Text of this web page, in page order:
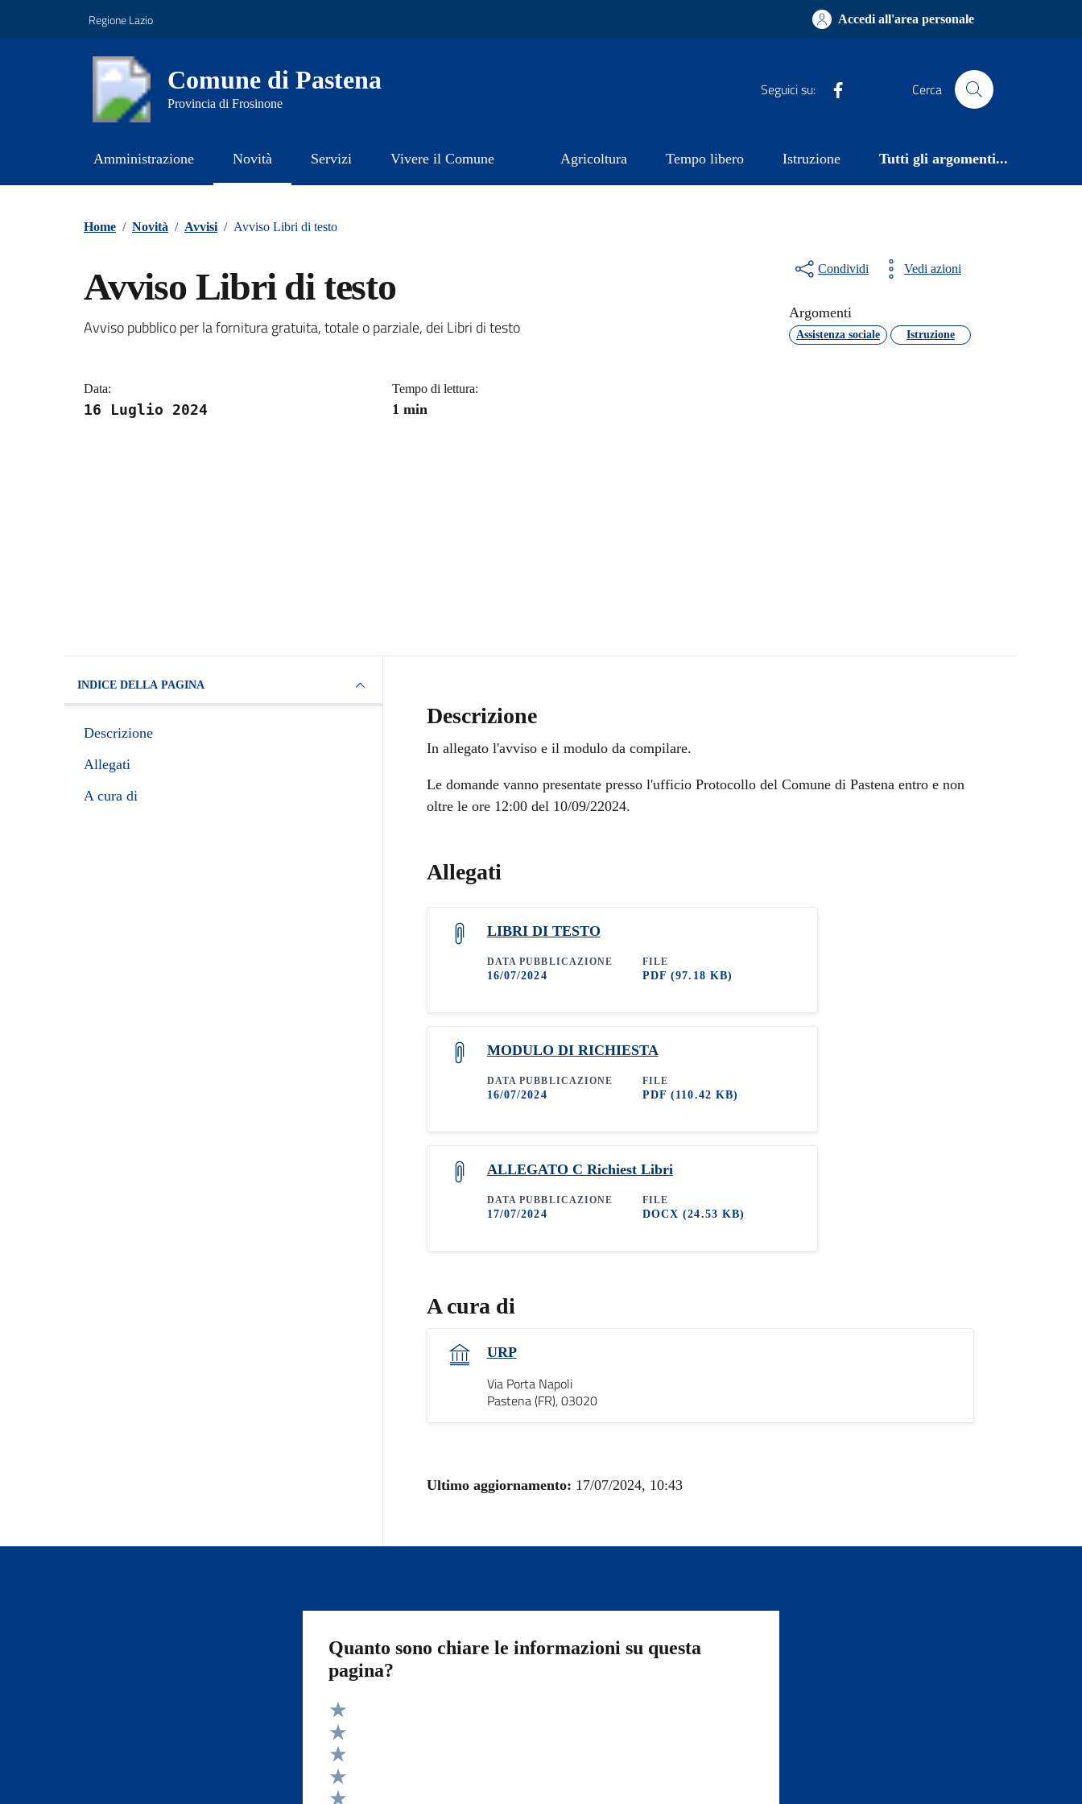
Regione Lazio Accedi all'area personale
Comune di Pastena
Provincia di Frosinone
Seguici su: Cerca
Amministrazione Novità Servizi Vivere il Comune Agricoltura Tempo libero Istruzione Tutti gli argomenti...
Home / Novità / Avvisi / Avviso Libri di testo
Avviso Libri di testo
Dettagli della notizia
Avviso pubblico per la fornitura gratuita, totale o parziale, dei Libri di testo
Data:
16 Luglio 2024
Tempo di lettura:
1 min
Condividi Vedi azioni
Argomenti
Assistenza sociale Istruzione
INDICE DELLA PAGINA
Descrizione
Allegati
A cura di
Descrizione
In allegato l'avviso e il modulo da compilare.
Le domande vanno presentate presso l'ufficio Protocollo del Comune di Pastena entro e non
oltre le ore 12:00 del 10/09/22024.
Allegati
LIBRI DI TESTO
DATA PUBBLICAZIONE
16/07/2024
FILE
PDF(97.18 KB)
MODULO DI RICHIESTA
DATA PUBBLICAZIONE
16/07/2024
FILE
PDF(110.42 KB)
ALLEGATO C Richiest Libri
DATA PUBBLICAZIONE
17/07/2024
FILE
DOCX(24.53 KB)
A cura di
URP
Via Porta Napoli
Pastena (FR), 03020
Ultimo aggiornamento: 17/07/2024, 10:43
Quanto sono chiare le informazioni su questa
pagina?
Valuta 5 stelle su 5
Valuta 4 stelle su 5
Valuta 3 stelle su 5
Valuta 2 stelle su 5